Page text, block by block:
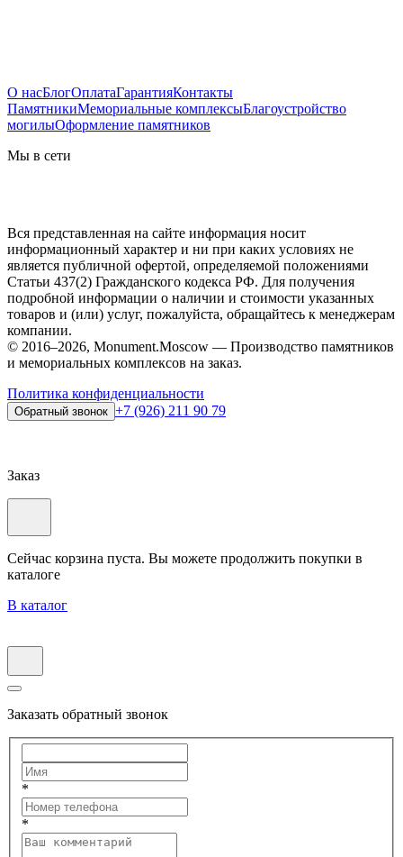
О насБлогОплатаГарантияКонтакты
ПамятникиМемориальные комплексыБлагоустройство
могилыОформление памятников
Мы в сети
Вся представленная на сайте информация носит
информационный характер и ни при каких условиях не
является публичной офертой, определяемой положениями
Статьи 437(2) Гражданского кодекса РФ. Для получения
подробной информации о наличии и стоимости указанных
товаров и (или) услуг, пожалуйста, обращайтесь к менеджерам
компании.
© 2016–2026, Monument.Moscow — Производство памятников
и мемориальных комплексов на заказ.
Политика конфиденциальности
Обратный звонок +7 (926) 211 90 79
Заказ
Сейчас корзина пуста. Вы можете продолжить покупки в
каталоге
В каталог
Заказать обратный звонок
*
*